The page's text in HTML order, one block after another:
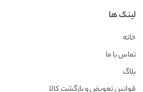
لینک ها
خانه
تماس با ما
بلاگ
قوانین تعویض و بازگشت کالا